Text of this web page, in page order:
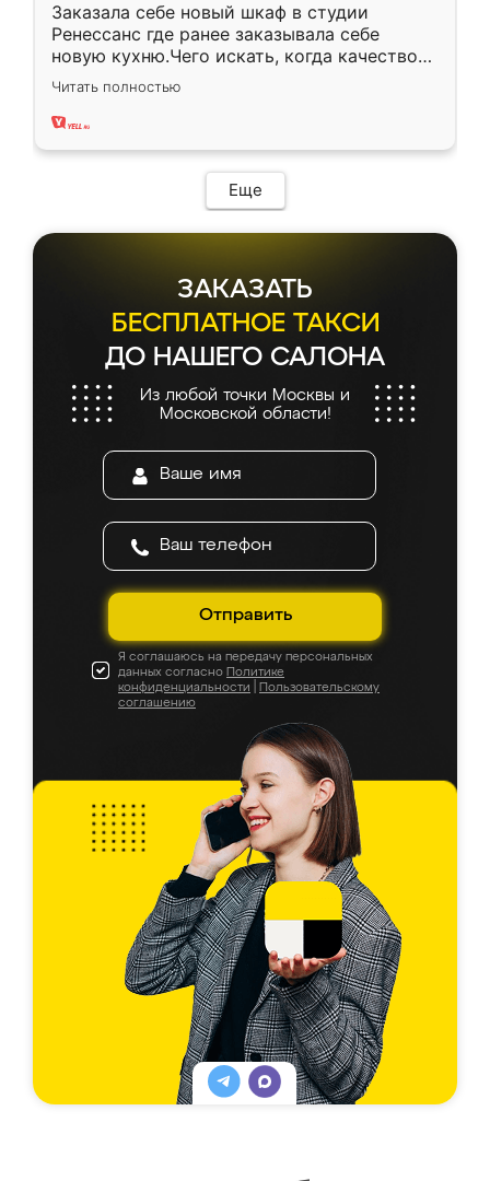
Заказала себе новый шкаф в студии
Ренессанс где ранее заказывала себе
новую кухню.Чего искать, когда качеством
вполне довольна. Служит кухня уже почти
два года, нареканий нет.
Читать полностью
Еще
ЗАКАЗАТЬ
БЕСПЛАТНОЕ ТАКСИ
ДО НАШЕГО САЛОНА
Из любой точки Москвы и
Московской области!
Отправить
Я соглашаюсь на передачу персональных
данных согласно Политике
конфиденциальности
Пользовательскому
соглашению